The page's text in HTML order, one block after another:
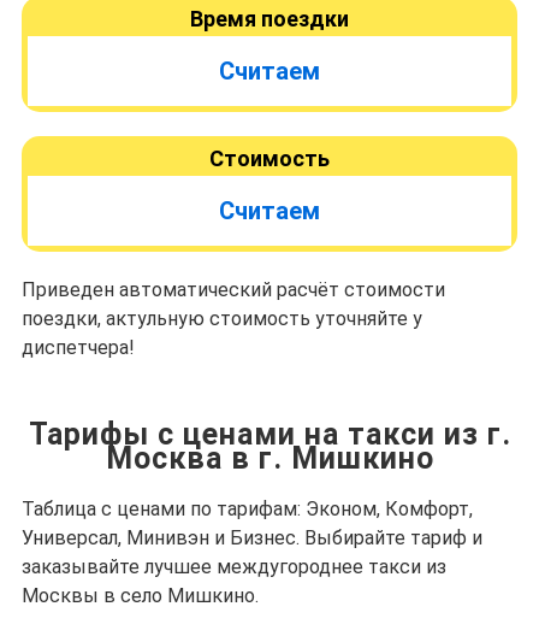
Время поездки
Считаем
Стоимость
Считаем
Приведен автоматический расчёт стоимости
поездки, актульную стоимость уточняйте у
диспетчера!
Тарифы с ценами на такси из г.
Москва в г. Мишкино
Таблица с ценами по тарифам: Эконом, Комфорт,
Универсал, Минивэн и Бизнес. Выбирайте тариф и
заказывайте лучшее междугороднее такси из
Москвы в село Мишкино.